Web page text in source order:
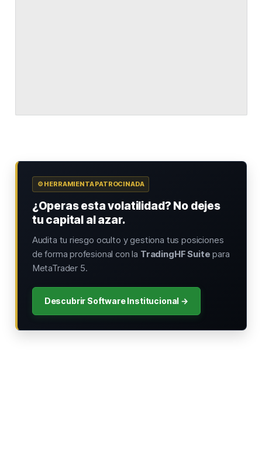
⚙️ HERRAMIENTA PATROCINADA
¿Operas esta volatilidad? No dejes
tu capital al azar.
Audita tu riesgo oculto y gestiona tus posiciones
de forma profesional con la TradingHF Suite para
MetaTrader 5.
Descubrir Software Institucional →